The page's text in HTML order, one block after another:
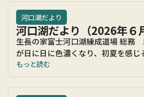
河口湖だより
河口湖だより（2026年６
生長の家富士河口湖練成道場 総
が日に日に色濃くなり、初夏を感じ
もっと読む